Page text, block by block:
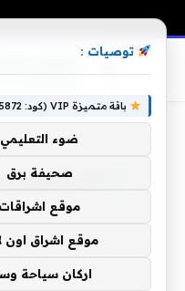
توصيات :
باقة متميزة VIP (كود: AA35872):
ضوء التعليمي
صحيفة برق
موقع اشراقات
موقع اشراق اون
اركان سياحة